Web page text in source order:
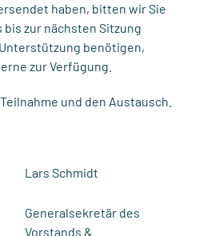
haben, bitten wir Sie
zur nächsten Sitzung
benötigen,
zur Verfügung.
und den Austausch.
Lars Schmidt
Generalsekretär des
Vorstands &